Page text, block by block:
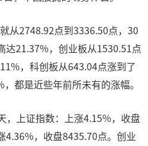
从2748.92点到3336.50点，30
达21.37%，创业板从1530.51点
，科创板从643.04点涨到了
都是近些年前所未有的涨幅。
，上证指数：上涨4.15%，收盘
4.36%，收盘8435.70点。创业